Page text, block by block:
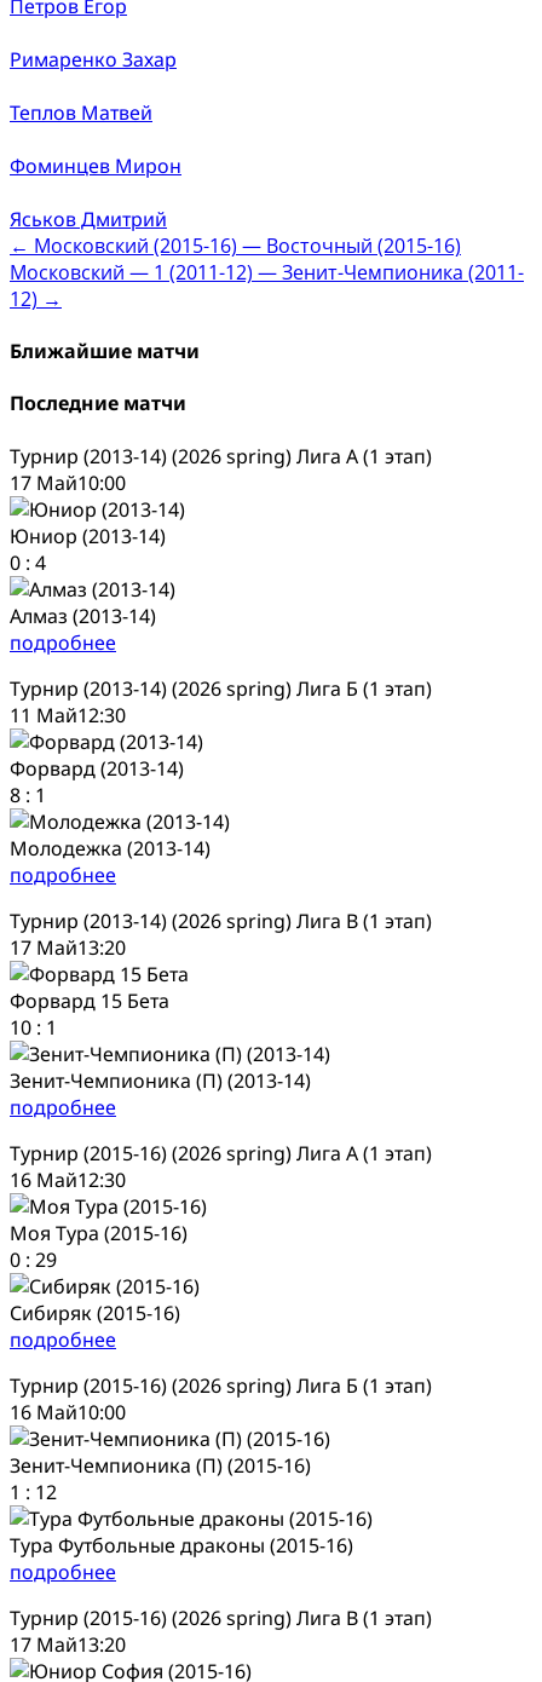
Петров Егор
Римаренко Захар
Теплов Матвей
Фоминцев Мирон
Яськов Дмитрий
Post
navigation
← Московский (2015-16) — Восточный (2015-16)
Московский — 1 (2011-12) — Зенит-Чемпионика (2011-
12) →
Ближайшие матчи
Последние матчи
Турнир (2013-14) (2026 spring) Лига А (1 этап)
17 Май10:00
Юниор (2013-14)
0 : 4
Алмаз (2013-14)
подробнее
Турнир (2013-14) (2026 spring) Лига Б (1 этап)
11 Май12:30
Форвард (2013-14)
8 : 1
Молодежка (2013-14)
подробнее
Турнир (2013-14) (2026 spring) Лига В (1 этап)
17 Май13:20
Форвард 15 Бета
10 : 1
Зенит-Чемпионика (П) (2013-14)
подробнее
Турнир (2015-16) (2026 spring) Лига А (1 этап)
16 Май12:30
Моя Тура (2015-16)
0 : 29
Сибиряк (2015-16)
подробнее
Турнир (2015-16) (2026 spring) Лига Б (1 этап)
16 Май10:00
Зенит-Чемпионика (П) (2015-16)
1 : 12
Тура Футбольные драконы (2015-16)
подробнее
Турнир (2015-16) (2026 spring) Лига В (1 этап)
17 Май13:20